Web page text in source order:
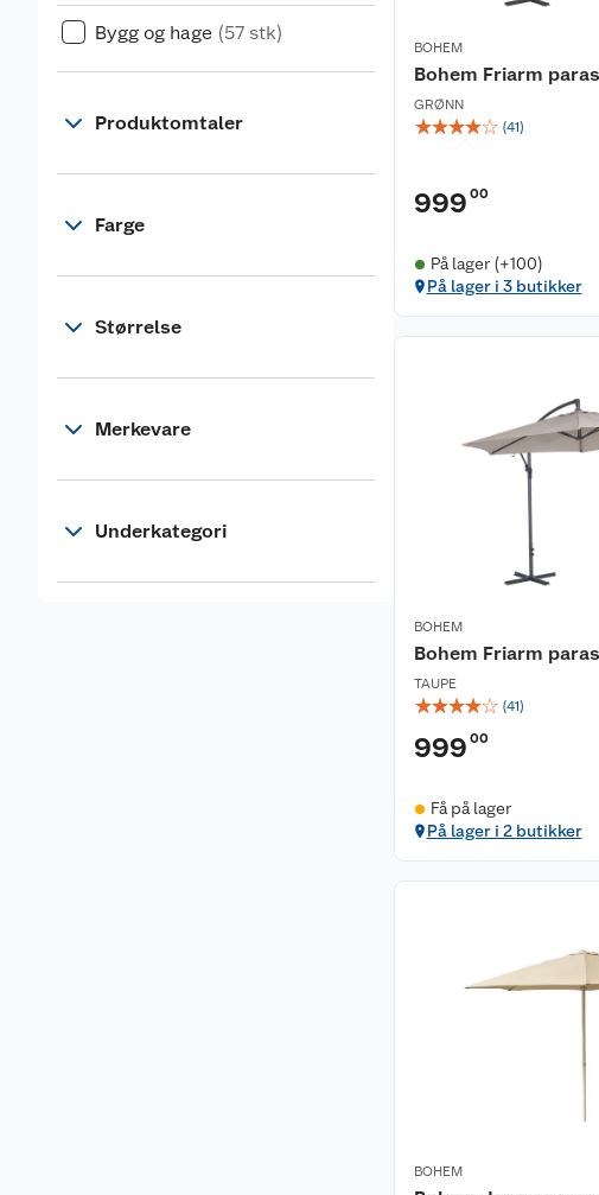
Bygg og hage (57 stk)
Produktomtaler
Farge
Størrelse
Merkevare
Underkategori
BOHEM
Bohem Friarm
GRØNN
☆☆☆☆☆ (41)
999 00
På lager (+100)
På lager i 3 butikker
BOHEM
Bohem Friarm
TAUPE
☆☆☆☆☆ (41)
999 00
Få på lager
På lager i 2 butikker
BOHEM